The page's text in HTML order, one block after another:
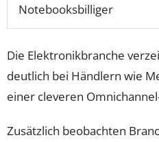
Notebooksbilliger
Die Elektronikbranche
deutlich bei Händlern wie
einer cleveren
Zusätzlich beobachten